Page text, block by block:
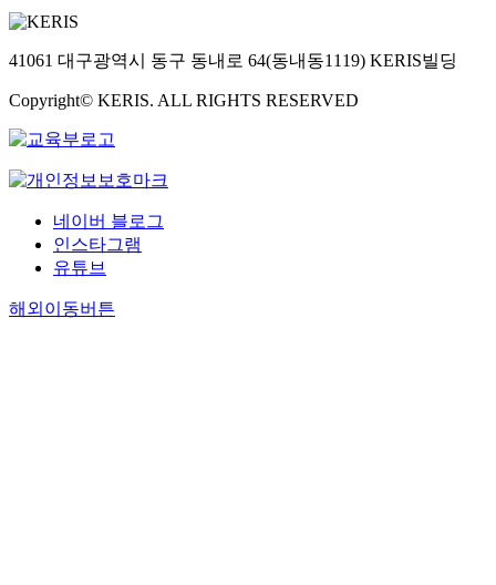
41061 대구광역시 동구 동내로 64(동내동1119) KERIS빌딩
Copyright© KERIS. ALL RIGHTS RESERVED
네이버 블로그
인스타그램
유튜브
해외이동버튼